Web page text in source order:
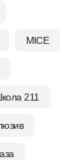
MICE
211